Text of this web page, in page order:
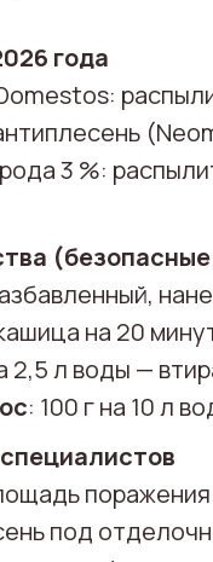
года
3 %:
на 20
2,5 л воды —
: 100 г на 10 л
под